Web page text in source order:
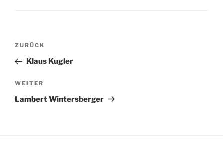
Beitragsnavigation
Vorheriger
Beitrag
ZURÜCK
Klaus Kugler
Nächster
Beitrag
WEITER
Lambert Wintersberger